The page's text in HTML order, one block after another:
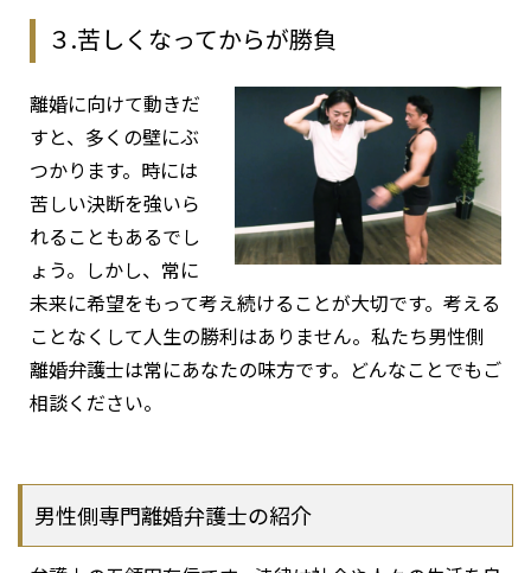
３.苦しくなってからが勝負
離婚に向けて動きだ
すと、多くの壁にぶ
つかります。時には
苦しい決断を強いら
れることもあるでし
ょう。しかし、常に
未来に希望をもって考え続けることが大切です。考える
ことなくして人生の勝利はありません。私たち男性側
離婚弁護士は常にあなたの味方です。どんなことでもご
相談ください。
男性側専門離婚弁護士の紹介